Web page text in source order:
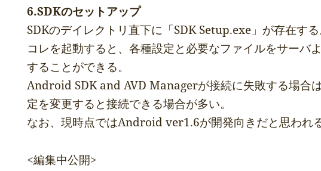
6.SDKのセットアップ
SDKのデイレクトリ直下に「SDK Setup.exe」が存在する
コレを起動すると、各種設定と必要なファイルをサーバ
することができる。
Android SDK and AVD Managerが接続に失敗する場合
定を変更すると接続できる場合が多い。
なお、現時点ではAndroid ver1.6が開発向きだと思われる
<編集中公開>